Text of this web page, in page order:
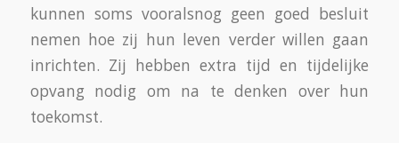
kunnen soms vooralsnog geen goed besluit
nemen hoe zij hun leven verder willen gaan
inrichten. Zij hebben extra tijd en tijdelijke
opvang nodig om na te denken over hun
toekomst.